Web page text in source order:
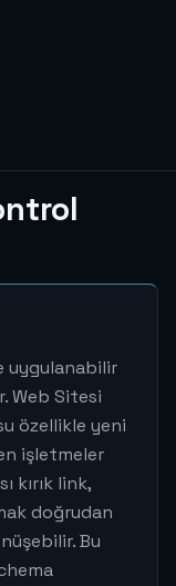
uygulanabilir
Web Sitesi
özellikle yeni
işletmeler
kırık link,
doğrudan
Bu